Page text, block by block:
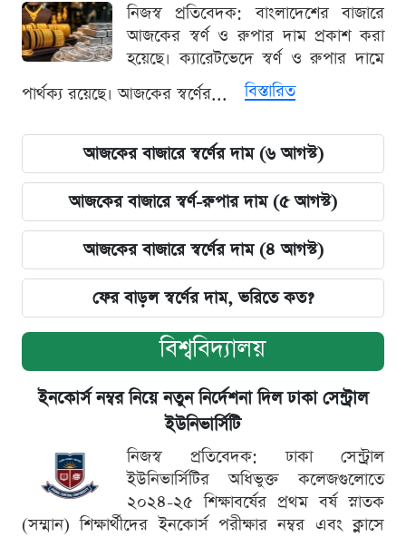
নিজস্ব প্রতিবেদক: বাংলাদেশের বাজারে
আজকের স্বর্ণ ও রুপার দাম প্রকাশ করা
হয়েছে। ক্যারেটভেদে স্বর্ণ ও রুপার দামে
পার্থক্য রয়েছে। আজকের স্বর্ণের...
বিস্তারিত
আজকের বাজারে স্বর্ণের দাম (৬ আগস্ট)
আজকের বাজারে স্বর্ণ-রুপার দাম (৫ আগস্ট)
আজকের বাজারে স্বর্ণের দাম (৪ আগস্ট)
ফের বাড়ল স্বর্ণের দাম, ভরিতে কত?
বিশ্ববিদ্যালয়
ইনকোর্স নম্বর নিয়ে নতুন নির্দেশনা দিল ঢাকা সেন্ট্রাল
ইউনিভার্সিটি
নিজস্ব প্রতিবেদক: ঢাকা সেন্ট্রাল
ইউনিভার্সিটির অধিভুক্ত কলেজগুলোতে
২০২৪-২৫ শিক্ষাবর্ষের প্রথম বর্ষ স্নাতক
(সম্মান) শিক্ষার্থীদের ইনকোর্স পরীক্ষার নম্বর এবং ক্লাসে